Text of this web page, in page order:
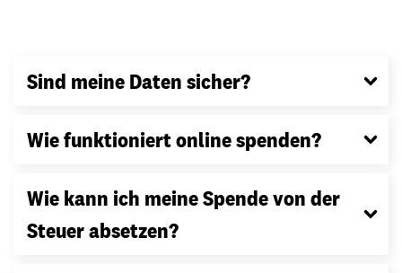
Sind meine Daten sicher?
Wie funktioniert online spenden?
Wie kann ich meine Spende von der
Steuer absetzen?